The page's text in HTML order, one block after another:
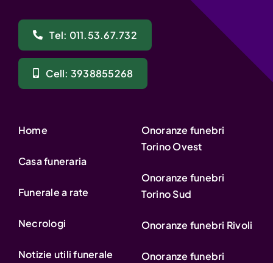
Tel: 011.53.67.732
Cell: 3938855268
Home
Casa funeraria
Funerale a rate
Necrologi
Notizie utili funerale
Onoranze funebri
Torino Ovest
Onoranze funebri
Torino Sud
Onoranze funebri Rivoli
Onoranze funebri